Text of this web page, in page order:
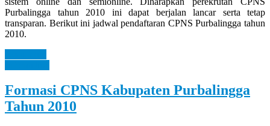
Purbalingga tahun 2010 ini dapat berjalan lancar serta tetap
transparan. Berikut ini jadwal pendaftaran CPNS Purbalingga tahun
2010.
Formasi CPNS Kabupaten Purbalingga
Tahun 2010